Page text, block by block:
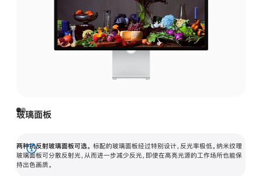
玻璃面板
两种抗反射玻璃面板可选。 标配的玻璃面板经过特别设计，反光率极低。纳米纹理
玻璃面板可分散反射光，从而进一步减少反光，即使在高亮光源的工作场所也能保
持出色画质。
展
开